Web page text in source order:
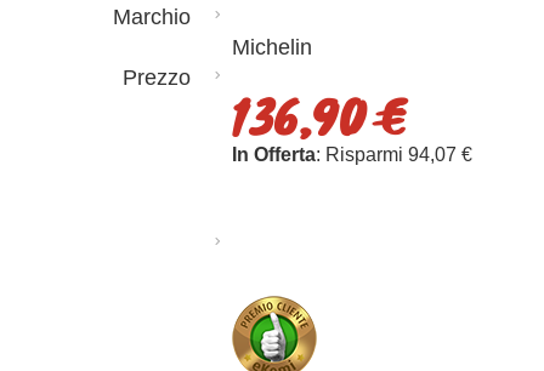
Marchio
Michelin
Prezzo
136,90 €
In Offerta: Risparmi 94,07 €